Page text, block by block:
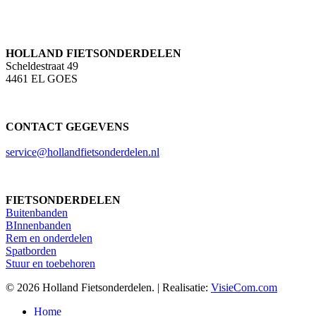
HOLLAND FIETSONDERDELEN
Scheldestraat 49
4461 EL GOES
CONTACT GEGEVENS
service@hollandfietsonderdelen.nl
FIETSONDERDELEN
Buitenbanden
BInnenbanden
Rem en onderdelen
Spatborden
Stuur en toebehoren
© 2026 Holland Fietsonderdelen. | Realisatie: VisieCom.com
Close
Home